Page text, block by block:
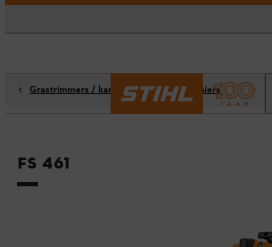
Grastrimmers / kantenmaaiers / bosmaaiers
FS 461